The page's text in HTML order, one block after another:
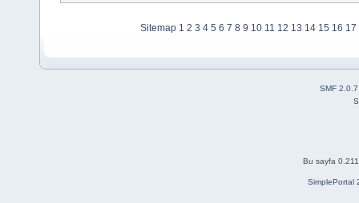
Sitemap 1 2 3 4 5 6 7 8 9 10 11 12 13 14 15 16 17
SMF 2.0.7
Bu sayfa
SimplePortal